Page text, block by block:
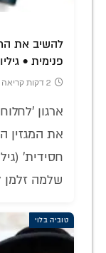
להשיב את
פנימית • גיליון 247
2 דקות קריאה
ארגון
את המגזין
שלמה זלמן
טוביה בלוי